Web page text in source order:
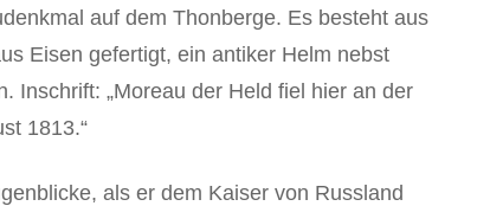
auf dem Thonberge. Es besteht aus
Eisen gefertigt, ein antiker Helm nebst
Inschrift: „Moreau der Held fiel hier an der
1813.“
als er dem Kaiser von Russland